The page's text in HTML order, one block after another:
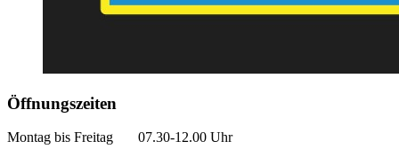
Öffnungszeiten
Montag bis Freitag 07.30-12.00 Uhr